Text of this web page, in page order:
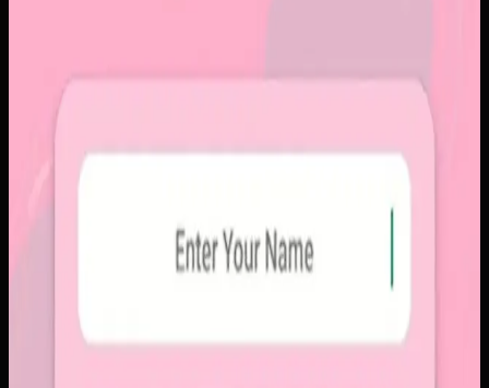
Sebelumnya
Platform sosial umum sering membuat momen personal
tenggelam di antara konten publik, iklan, dan tekanan
untuk selalu tampil sempurna. Pengguna membutuhkan
Kami membangun aplikasi mobile dengan alur berbagi yang
ringkas, notifikasi cepat, dan arsip momen yang tersusun
rapi. Sistemnya dirancang untuk percakapan visual yang
lebih personal tanpa membawa beban feed publik.